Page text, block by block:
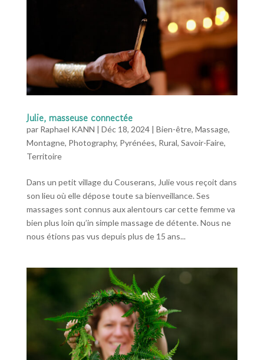
Julie, masseuse connectée
par Raphael KANN | Déc 18, 2024| Bien-être, Massage,
Montagne, Photography, Pyrénées, Rural, Savoir-Faire,
Territoire
Dans un petit village du Couserans, Julie vous reçoit dans
son lieu où elle dépose toute sa bienveillance. Ses
massages sont connus aux alentours car cette femme va
bien plus loin qu’in simple massage de détente. Nous ne
nous étions pas vus depuis plus de 15 ans...